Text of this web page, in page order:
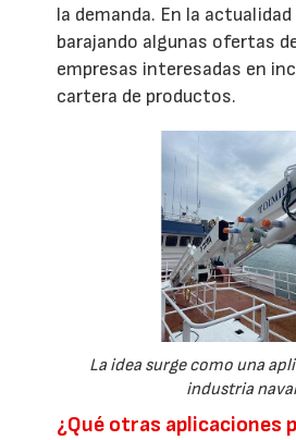
la demanda. En la
barajando algunas ofertas
empresas interesadas en
cartera de productos.
La idea surge como una
industria
¿Qué otras aplicaciones